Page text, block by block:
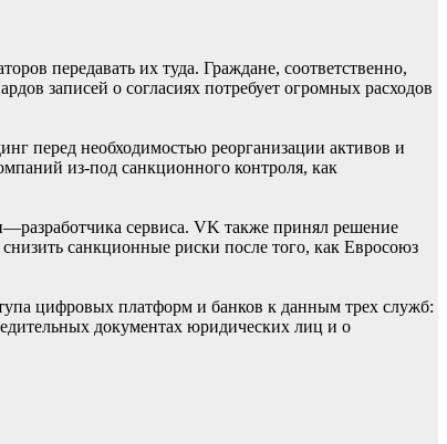
передавать их туда. Граждане, соответственно,
записей о согласиях потребует огромных расходов
перед необходимостью реорганизации активов и
из-под санкционного контроля, как
сервиса. VK также принял решение
санкционные риски после того, как Евросоюз
цифровых платформ и банков к данным трех служб:
документах юридических лиц и о